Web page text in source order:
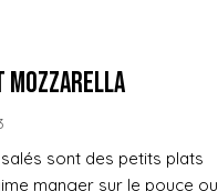
Mozzarella
sont des petits plats
manger sur le pouce ou